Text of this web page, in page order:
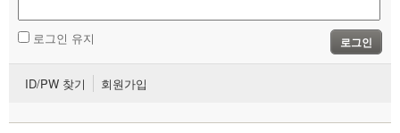
로그인 유지 로그인
ID/PW 찾기 회원가입
- 전국 노동상담소 안내
자료
부설기관